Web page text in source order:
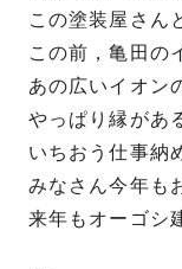
この塗装屋さん
この前，亀田の
あの広いイオン
やっぱり縁があ
いちおう仕事納
みなさん今年も
来年もオーゴシ